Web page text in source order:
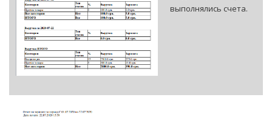
выполнялись счета.